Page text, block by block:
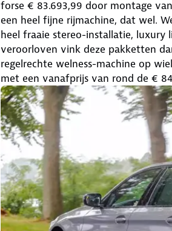
forse € 83.693,99 door montage
een heel fijne rijmachine, dat wel.
heel fraaie stereo-installatie, luxury
veroorloven vink deze pakketten
regelrechte welness-machine op
met een vanafprijs van rond de €